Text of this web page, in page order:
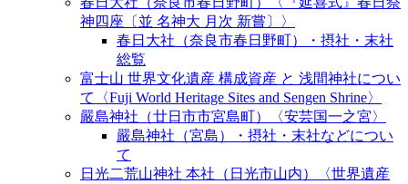
神四座〔並 名神大 月次 新嘗〕〉
春日大社（奈良市春日野町）・摂社・末社
総覧
富士山 世界文化遺産 構成資産 と 浅間神社につい
て〈Fuji World Heritage Sites and Sengen Shrine〉
嚴島神社（廿日市市宮島町）〈安芸国一之宮〉
嚴島神社（宮島）・摂社・末社などについ
て
日光二荒山神社 本社（日光市山内）〈世界遺産